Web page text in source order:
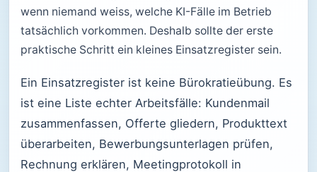
wenn niemand weiss, welche KI-Fälle im Betrieb
tatsächlich vorkommen. Deshalb sollte der erste
praktische Schritt ein kleines Einsatzregister sein.
Ein Einsatzregister ist keine Bürokratieübung. Es
ist eine Liste echter Arbeitsfälle: Kundenmail
zusammenfassen, Offerte gliedern, Produkttext
überarbeiten, Bewerbungsunterlagen prüfen,
Rechnung erklären, Meetingprotokoll in